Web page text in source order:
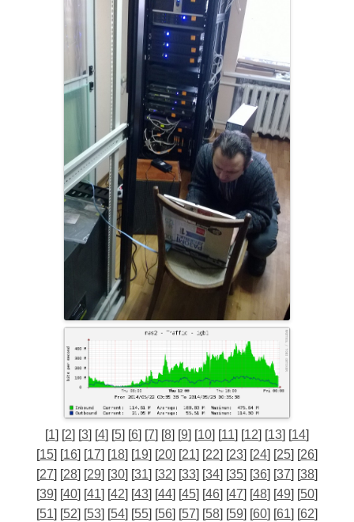
[1] [2] [3] [4] [5] [6] [7] [8] [9] [10] [11] [12] [13] [14]
[15] [16] [17] [18] [19] [20] [21] [22] [23] [24] [25] [26]
[27] [28] [29] [30] [31] [32] [33] [34] [35] [36] [37] [38]
[39] [40] [41] [42] [43] [44] [45] [46] [47] [48] [49] [50]
[51] [52] [53] [54] [55] [56] [57] [58] [59] [60] [61] [62]